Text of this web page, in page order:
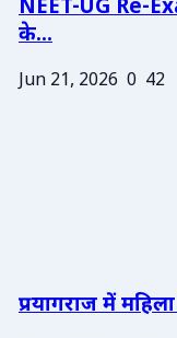
NEET-UG Re-
के...
Jun 21, 2026 0 42
प्रयागराज में